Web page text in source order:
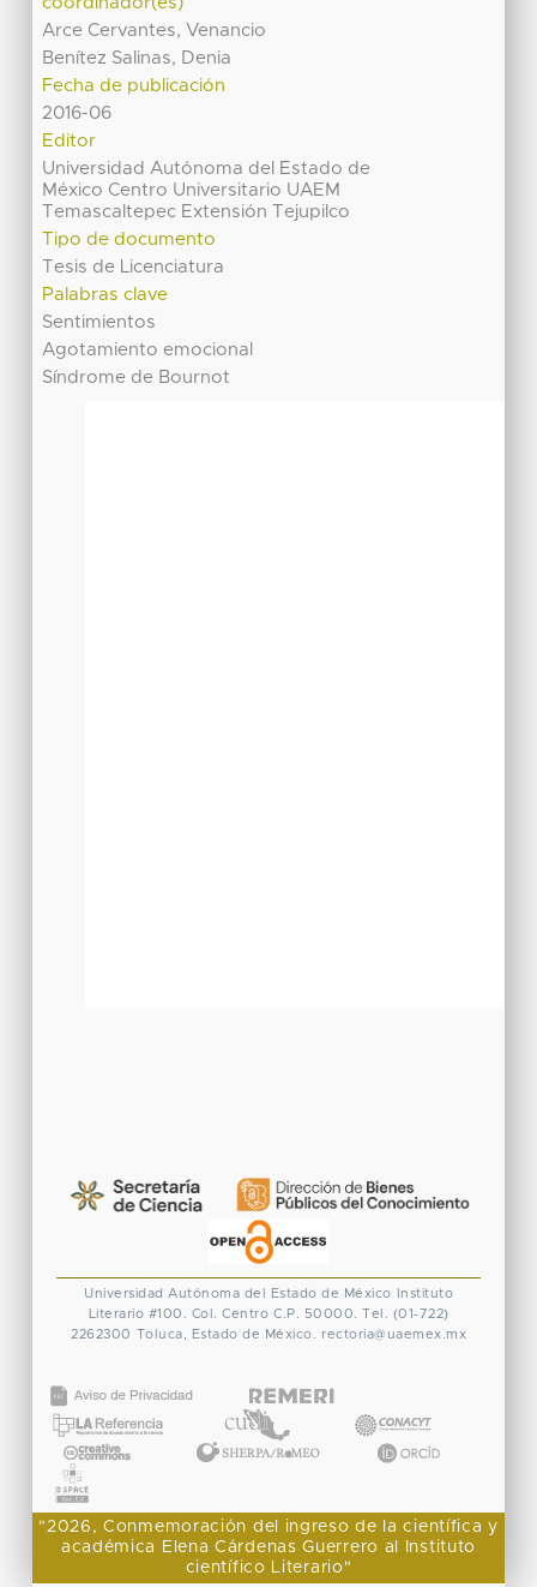
Arce Cervantes, Venancio
Benítez Salinas, Denia
Fecha de publicación
2016-06
Editor
Universidad Autónoma del Estado de
México Centro Universitario UAEM
Temascaltepec Extensión Tejupilco
Tipo de documento
Tesis de Licenciatura
Palabras clave
Sentimientos
Agotamiento emocional
Síndrome de Bournot
Universidad Autónoma del Estado de México
Instituto
Literario #100. Col. Centro C.P. 50000. Tel. (01-722)
2262300 Toluca, Estado de México. rectoria@uaemex.mx
"2026, Conmemoración del ingreso de la científica y
académica Elena Cárdenas Guerrero al Instituto
científico Literario"